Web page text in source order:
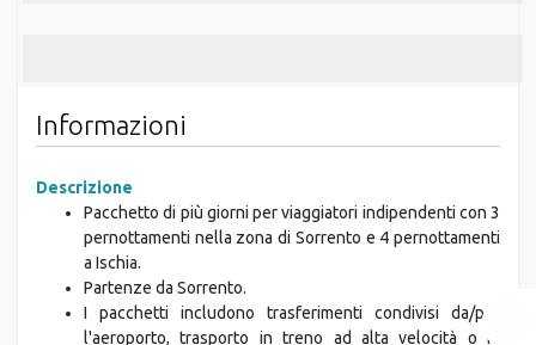
Informazioni
Descrizione
Pacchetto di più giorni per viaggiatori indipendenti con 3
pernottamenti nella zona di Sorrento e 4 pernottamenti
a Ischia.
Partenze da Sorrento.
I pacchetti includono trasferimenti condivisi da/per